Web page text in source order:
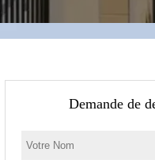
Demande de